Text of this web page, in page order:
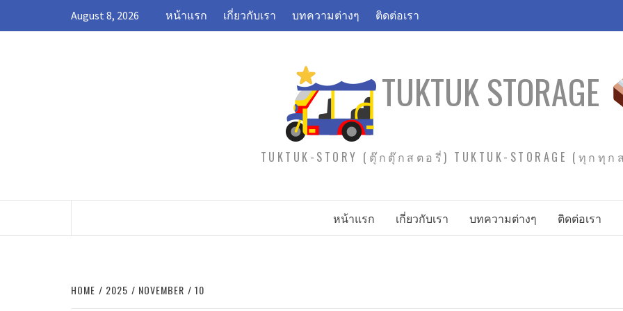
August 8, 2026 หน้าแรก เกี่ยวกับเรา บทความต่างๆ ติดต่อเรา
TUKTUK STORAGE
TUKTUK-STORY (ตุ๊กตุ๊กสตอรี่) TUKTUK-STORAGE (ทุกทุ
หน้าแรก เกี่ยวกับเรา บทความต่างๆ ติดต่อเรา
HOME 2025 NOVEMBER 10